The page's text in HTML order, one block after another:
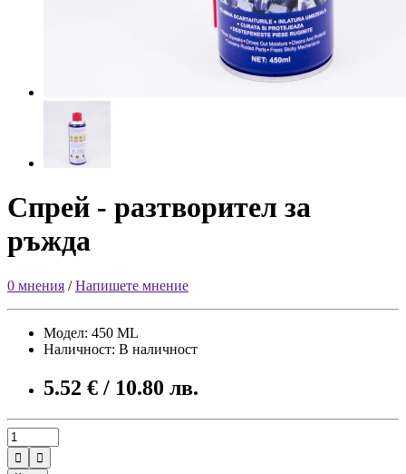
Спрей - разтворител за
ръжда
0 мнения /Напишете мнение
Модел: 450 ML
Наличност: В наличност
5.52 € / 10.80 лв.

